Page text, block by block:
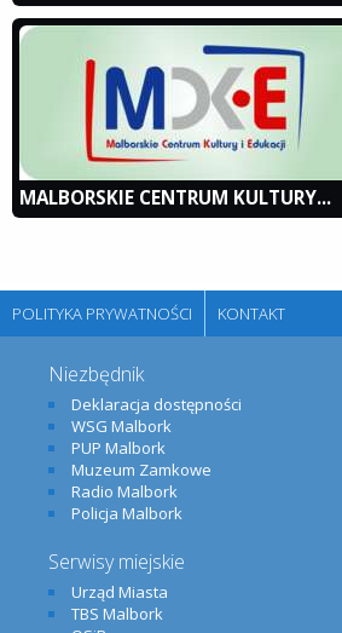
MALBORSKIE CENTRUM KULTURY...
POLITYKA PRYWATNOŚCI KONTAKT
Niezbędnik
Deklaracja dostępności
WSG Malbork
PUP Malbork
Muzeum Zamkowe
Radio Malbork
Policja Malbork
Serwisy miejskie
Urząd Miasta
TBS Malbork